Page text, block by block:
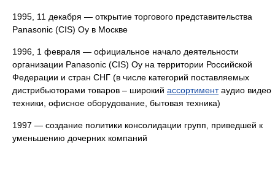
1995, 11 декабря — открытие торгового представительства
Panasonic (CIS) Oy в Москве
1996, 1 февраля — официальное начало деятельности
организации Panasonic (CIS) Oy на территории Российской
Федерации и стран СНГ (в числе категорий поставляемых
дистрибьюторами товаров – широкий ассортиментаудио видео
техники, офисное оборудование, бытовая техника)
1997 — создание политики консолидации групп, приведшей к
уменьшению дочерних компаний